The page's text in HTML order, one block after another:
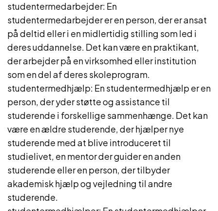
studentermedarbejder: En
studentermedarbejder er en person, der er ansat
på deltid eller i en midlertidig stilling som led i
deres uddannelse. Det kan være en praktikant,
der arbejder på en virksomhed eller institution
som en del af deres skoleprogram.
studentermedhjælp: En studentermedhjælp er en
person, der yder støtte og assistance til
studerende i forskellige sammenhænge. Det kan
være en ældre studerende, der hjælper nye
studerende med at blive introduceret til
studielivet, en mentor der guider en anden
studerende eller en person, der tilbyder
akademisk hjælp og vejledning til andre
studerende.